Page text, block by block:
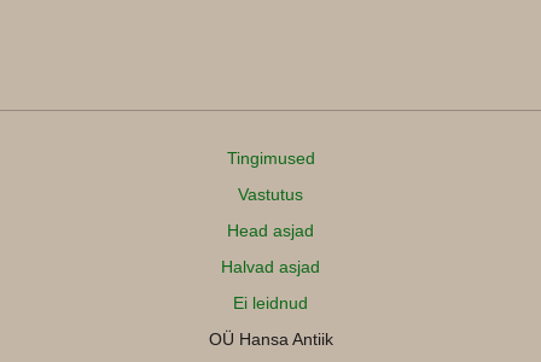
Tingimused
Vastutus
Head asjad
Halvad asjad
Ei leidnud
OÜ Hansa Antiik